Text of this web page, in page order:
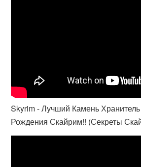
Skyrim - Лучший Камень
Рождения Скайрим!! (Секреты